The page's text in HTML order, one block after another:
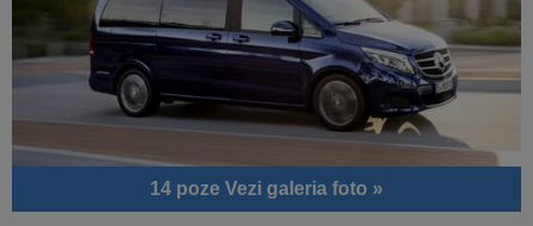
14 poze Vezi galeria foto »